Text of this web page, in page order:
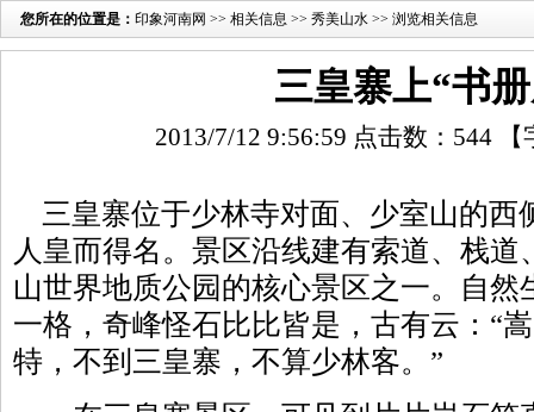
您所在的位置是： 印象河南网 >> 相关信息 >> 秀美山水 >> 浏览相关信息
三皇寨上“书
2013/7/12 9:56:59 点击数： 544
三皇寨位于少林寺对面、少室山的西
人皇而得名。景区沿线建有索道、栈
山世界地质公园的核心景区之一。自
一格，奇峰怪石比比皆是，古有云：“
特，不到三皇寨，不算少林客。”